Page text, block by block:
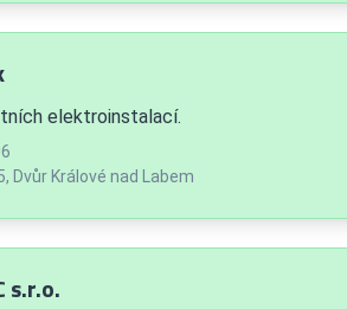
elektroinstalací.
Dvůr Králové nad Labem
s.r.o.